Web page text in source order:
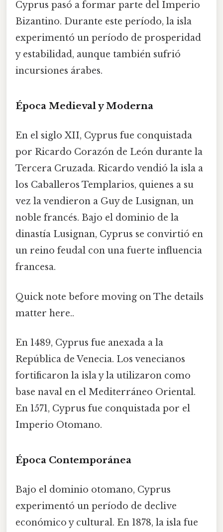
Cyprus pasó a formar parte del Imperio
Bizantino. Durante este período, la isla
experimentó un período de prosperidad
y estabilidad, aunque también sufrió
incursiones árabes.
Época Medieval y Moderna
En el siglo XII, Cyprus fue conquistada
por Ricardo Corazón de León durante la
Tercera Cruzada. Ricardo vendió la isla a
los Caballeros Templarios, quienes a su
vez la vendieron a Guy de Lusignan, un
noble francés. Bajo el dominio de la
dinastía Lusignan, Cyprus se convirtió en
un reino feudal con una fuerte influencia
francesa.
Quick note before moving on The details
matter here..
En 1489, Cyprus fue anexada a la
República de Venecia. Los venecianos
fortificaron la isla y la utilizaron como
base naval en el Mediterráneo Oriental.
En 1571, Cyprus fue conquistada por el
Imperio Otomano.
Época Contemporánea
Bajo el dominio otomano, Cyprus
experimentó un período de declive
económico y cultural. En 1878, la isla fue